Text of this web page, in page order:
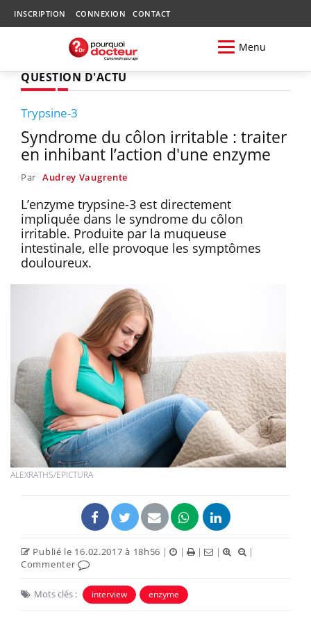
INSCRIPTION CONNEXION CONTACT
Menu
QUESTION D'ACTU
Trypsine-3
Syndrome du côlon irritable : traiter
en inhibant l’action d'une enzyme
Par Audrey Vaugrente
L’enzyme trypsine-3 est directement
impliquée dans le syndrome du côlon
irritable. Produite par la muqueuse
intestinale, elle provoque les symptômes
douloureux.
ALEXRATHS/EPICTURA
Publié le 16.02.2017 à 18h56 | | | |
|
Commenter
Mots clés : interview enzyme